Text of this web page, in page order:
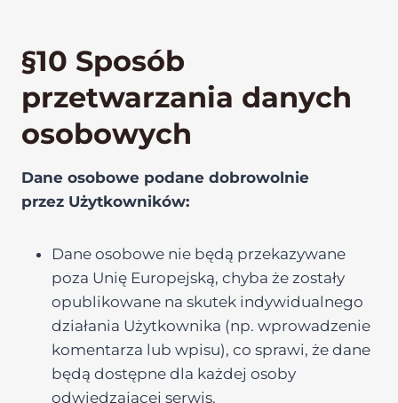
§10 Sposób
przetwarzania danych
osobowych
Dane osobowe podane dobrowolnie
przez Użytkowników:
Dane osobowe nie będą przekazywane
poza Unię Europejską, chyba że zostały
opublikowane na skutek indywidualnego
działania Użytkownika (np. wprowadzenie
komentarza lub wpisu), co sprawi, że dane
będą dostępne dla każdej osoby
odwiedzającej serwis.